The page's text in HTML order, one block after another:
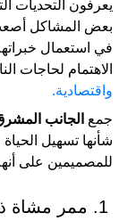
يعرفون التحديات
بعض المشاكل أصعب
في استعمال
الاهتمام لحاجات
واقتصادية.
جمع الجانب
شأنها تسهيل الحياة
للمصميمين على
1. ممر مشاة